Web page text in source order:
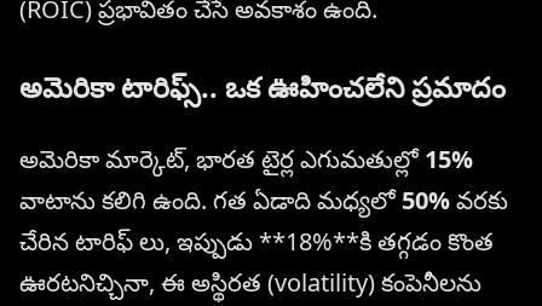
(ROIC) ప్రభావితం చేసే అవకాశం ఉంది.
అమెరికా టారిఫ్స్.. ఒక ఊహించలేని ప్రమాదం
అమెరికా మార్కెట్, భారత టైర్ల ఎగుమతుల్లో15%
వాటాను కలిగి ఉంది. గత ఏడాది మధ్యలో50%వరకు
చేరిన టారిఫ్ లు, ఇప్పుడు **18%**కి తగ్గడం కొంత
ఊరటనిచ్చినా, ఈ అస్థిరత (volatility) కంపెనీలను